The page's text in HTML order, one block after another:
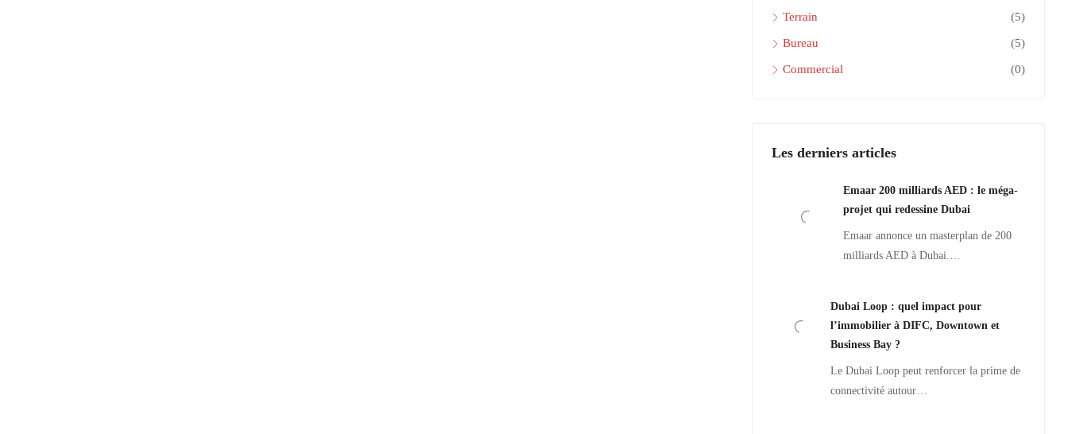
Terrain (5)
Bureau (5)
Commercial (0)
Les derniers articles
Emaar 200 milliards AED : le méga-
projet qui redessine Dubai
Emaar annonce un masterplan de 200
milliards AED à Dubai.…
Dubai Loop : quel impact pour
l’immobilier à DIFC, Downtown et
Business Bay ?
Le Dubai Loop peut renforcer la prime de
connectivité autour…